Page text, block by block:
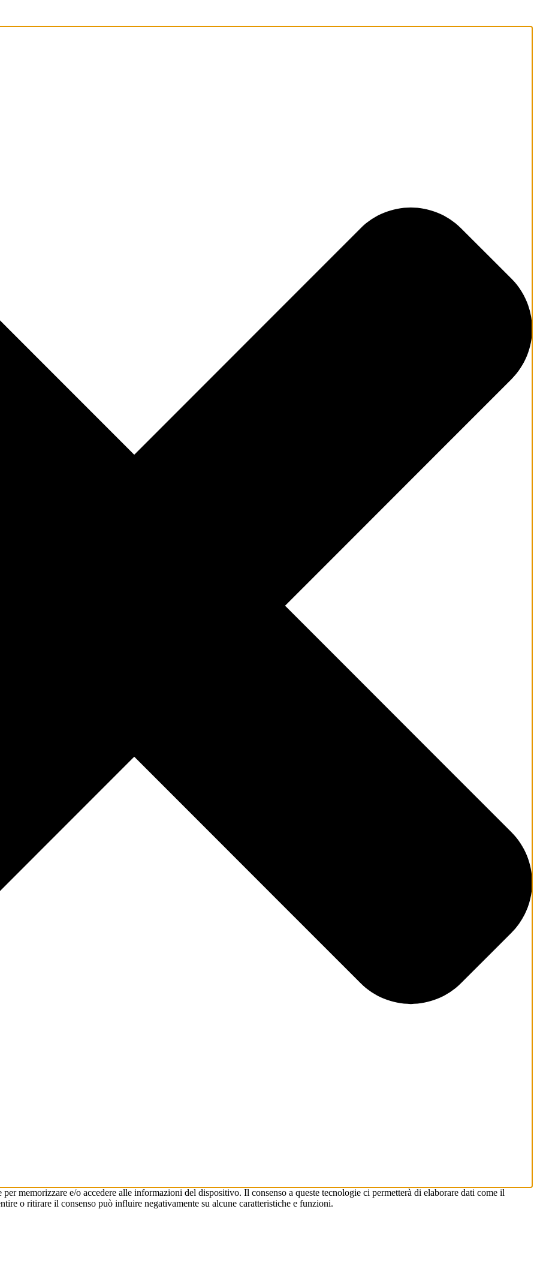
memorizzare e/o accedere alle informazioni del dispositivo. Il consenso a queste tecnologie ci permetterà di elaborare dati come il
o ritirare il consenso può influire negativamente su alcune caratteristiche e funzioni.